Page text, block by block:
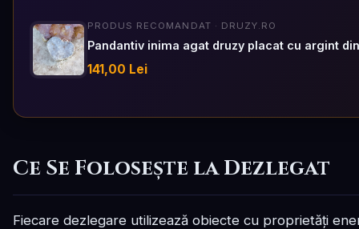
PRODUS RECOMANDAT · DRUZY.RO
Pandantiv inima agat druzy placat cu argint
141,00 Lei
Ce Se Folosește la Dezlegat
Fiecare dezlegare utilizează obiecte cu proprietăți